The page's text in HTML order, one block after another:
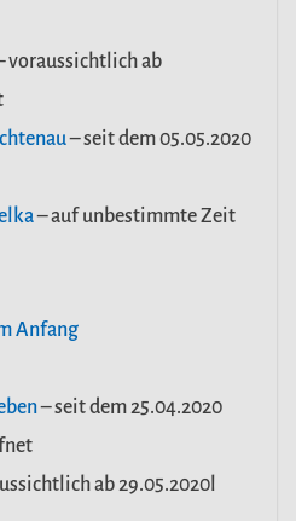
voraussichtlich ab
– seit dem 05.05.2020
– auf unbestimmte Zeit
Anfang
– seit dem 25.04.2020
ab 29.05.2020l